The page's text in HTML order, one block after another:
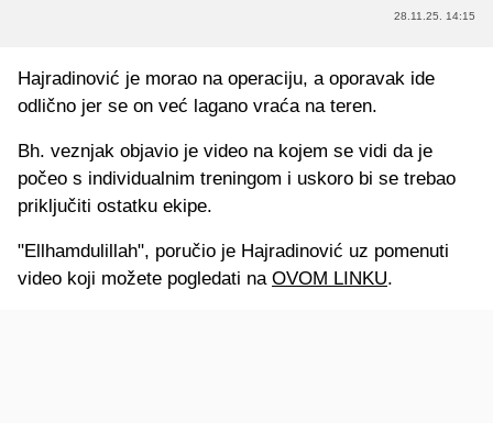
28.11.25. 14:15
Hajradinović je morao na operaciju, a oporavak ide
odlično jer se on već lagano vraća na teren.
Bh. veznjak objavio je video na kojem se vidi da je
počeo s individualnim treningom i uskoro bi se trebao
priključiti ostatku ekipe.
"Ellhamdulillah", poručio je Hajradinović uz pomenuti
video koji možete pogledati na OVOM LINKU.